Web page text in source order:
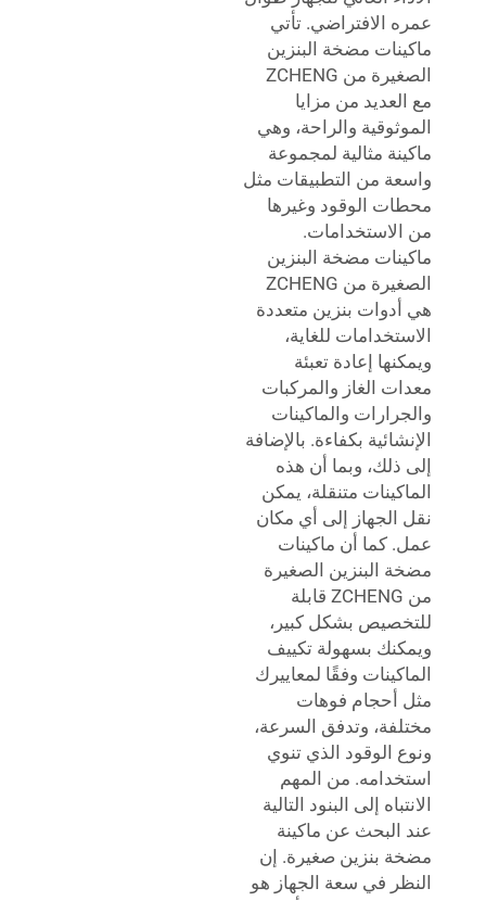
عمره الافتراضي. تأتي
ماكينات مضخة البنزين
الصغيرة من ZCHENG
مع العديد من مزايا
الموثوقية والراحة، وهي
ماكينة مثالية لمجموعة
واسعة من التطبيقات مثل
محطات الوقود وغيرها
من الاستخدامات.
ماكينات مضخة البنزين
الصغيرة من ZCHENG
هي أدوات بنزين متعددة
الاستخدامات للغاية،
ويمكنها إعادة تعبئة
معدات الغاز والمركبات
والجرارات والماكينات
الإنشائية بكفاءة. بالإضافة
إلى ذلك، وبما أن هذه
الماكينات متنقلة، يمكن
نقل الجهاز إلى أي مكان
عمل. كما أن ماكينات
مضخة البنزين الصغيرة
من ZCHENG قابلة
للتخصيص بشكل كبير،
ويمكنك بسهولة تكييف
الماكينات وفقًا لمعاييرك
مثل أحجام فوهات
مختلفة، وتدفق السرعة،
ونوع الوقود الذي تنوي
استخدامه. من المهم
الانتباه إلى البنود التالية
عند البحث عن ماكينة
مضخة بنزين صغيرة. إن
النظر في سعة الجهاز هو